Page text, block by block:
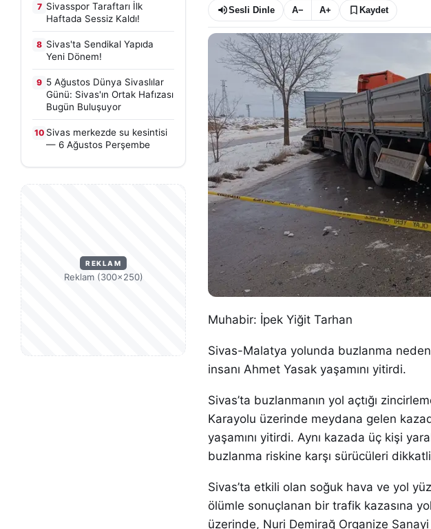
7 Sivasspor Taraftarı İlk
Haftada Sessiz Kaldı!
8 Sivas'ta Sendikal Yapıda
Yeni Dönem!
9 5 Ağustos Dünya Sivaslılar
Günü: Sivas'ın Ortak Hafızası
Bugün Buluşuyor
10 Sivas merkezde su kesintisi
— 6 Ağustos Perşembe
REKLAM
Reklam (300×250)
Sesli Dinle A− A+ Kaydet
Muhabir: İpek Yiğit Tarhan
Sivas-Malatya yolunda buzlanma
insanı Ahmet Yasak yaşamını yitirdi.
Sivas’ta buzlanmanın yol açtığı
Karayolu üzerinde meydana gelen
yaşamını yitirdi. Aynı kazada üç kişi
buzlanma riskine karşı sürücüleri
Sivas’ta etkili olan soğuk hava ve yol
ölümle sonuçlanan bir trafik kazasına
üzerinde, Nuri Demirağ Organize